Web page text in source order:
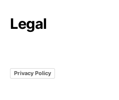
Legal
Privacy Policy